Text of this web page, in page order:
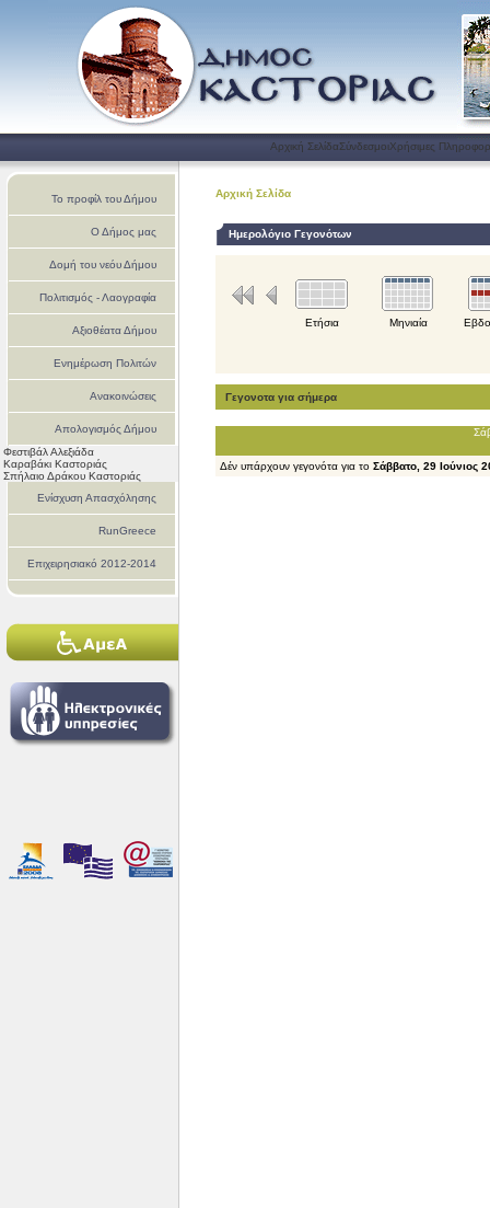
Αρχική ΣελίδαΣύνδεσμοιΧρήσιμες
Το προφίλ του Δήμου
Ο Δήμος μας
Δομή του νεόυ Δήμου
Πολιτισμός - Λαογραφία
Αξιοθέατα Δήμου
Ενημέρωση Πολιτών
Ανακοινώσεις
Απολογισμός Δήμου
Καστοριάς
Φεστιβάλ Αλεξιάδα
Καραβάκι Καστοριάς
Σπήλαιο Δράκου Καστοριάς
Ενίσχυση Απασχόλησης
RunGreece
Επιχειρησιακό 2012-2014
Αρχική Σελίδα
Ημερολόγιο Γεγονότων
Ετήσια Μηνιαία
Γεγονοτα για σήμερα
Δέν υπάρχουν γεγονότα για το Σάββατο, 29 Ιούνιος